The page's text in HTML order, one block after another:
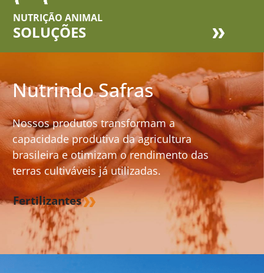
NUTRIÇÃO ANIMAL
SOLUÇÕES
Nutrindo Safras
Nossos produtos transformam a
capacidade produtiva da agricultura
brasileira e otimizam o rendimento das
terras cultiváveis já utilizadas.
Fertilizantes